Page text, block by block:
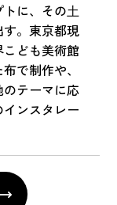
トに、その⼟
。東京都現
ども美術館
で制作や、
テーマに応
ンスタレー